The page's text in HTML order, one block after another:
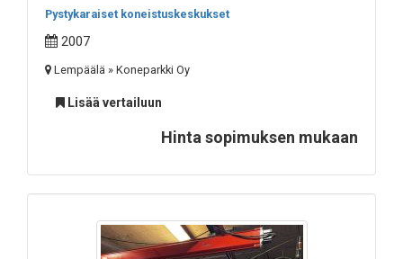
Pystykaraiset koneistuskeskukset
2007
Lempäälä » Koneparkki Oy
Lisää vertailuun
Hinta sopimuksen mukaan